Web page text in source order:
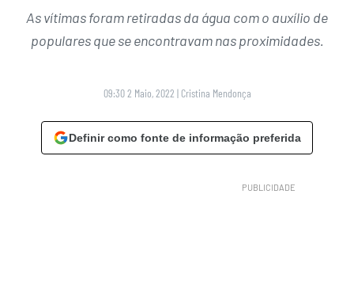
As vítimas foram retiradas da água com o auxílio de
populares que se encontravam nas proximidades.
09:30 2 Maio, 2022 | Cristina Mendonça
Definir como fonte de informação preferida